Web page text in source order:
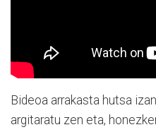
Bideoa arrakasta hutsa
argitaratu zen eta,